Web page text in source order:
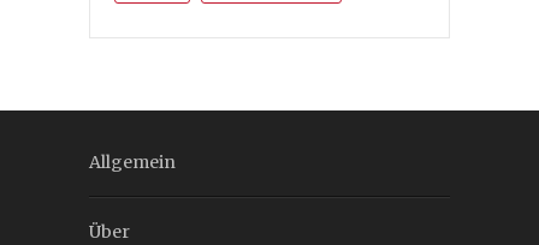
Allgemein
Über